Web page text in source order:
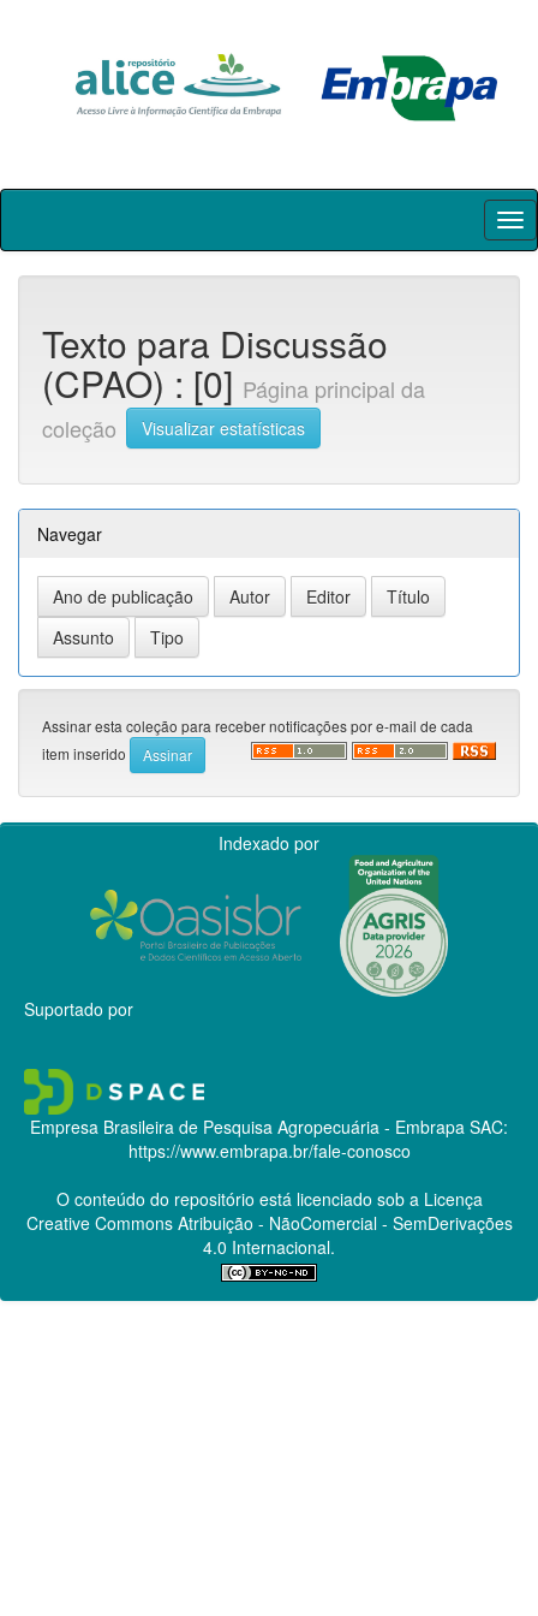
Skip
Texto para Discussão
(CPAO) : [0] Página principal da
coleção
Visualizar estatísticas
Navegar
Assinar esta coleção para receber notificações por e-mail de cada
item inserido
Indexado por
Suportado por
Empresa Brasileira de Pesquisa Agropecuária - Embrapa SAC:
https://www.embrapa.br/fale-conosco
O conteúdo do repositório está licenciado sob a Licença
Creative CommonsAtribuição - NãoComercial - SemDerivações
4.0 Internacional.